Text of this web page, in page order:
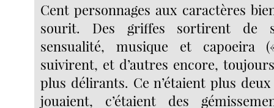
Cent personnages aux caractères
sourit. Des griffes sortirent de
sensualité, musique et capoeira
suivirent, et d’autres encore,
plus délirants. Ce n’étaient plus
jouaient, c’étaient des